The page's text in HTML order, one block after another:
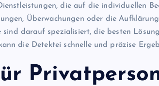
die auf die individuellen
Überwachungen oder die
darauf spezialisiert, die besten
die Detektei schnelle und präzise